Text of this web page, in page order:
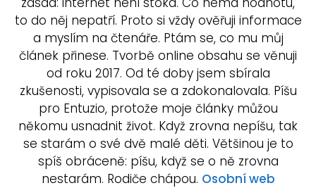
to do něj nepatří. Proto si vždy ověřuji informace
a myslím na čtenáře. Ptám se, co mu můj
článek přinese. Tvorbě online obsahu se věnuji
od roku 2017. Od té doby jsem sbírala
zkušenosti, vypisovala se a zdokonalovala. Píšu
pro Entuzio, protože moje články můžou
někomu usnadnit život. Když zrovna nepíšu, tak
se starám o své dvě malé děti. Většinou je to
spíš obráceně: píšu, když se o ně zrovna
nestarám. Rodiče chápou. Osobní web